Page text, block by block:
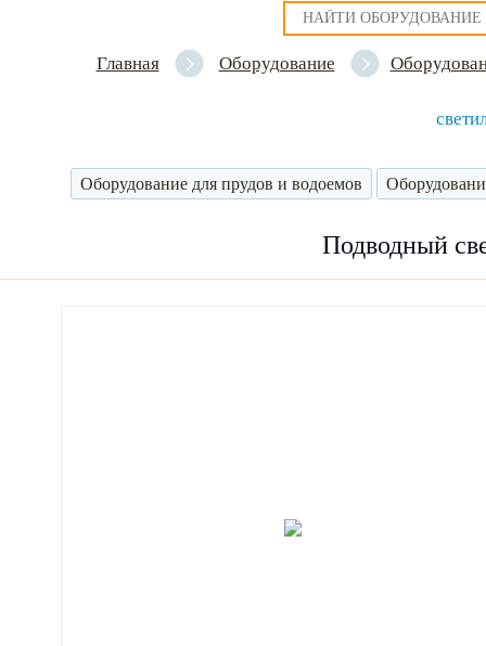
Главная Оборудование
Оборудование для прудов и водоемов
Подводный